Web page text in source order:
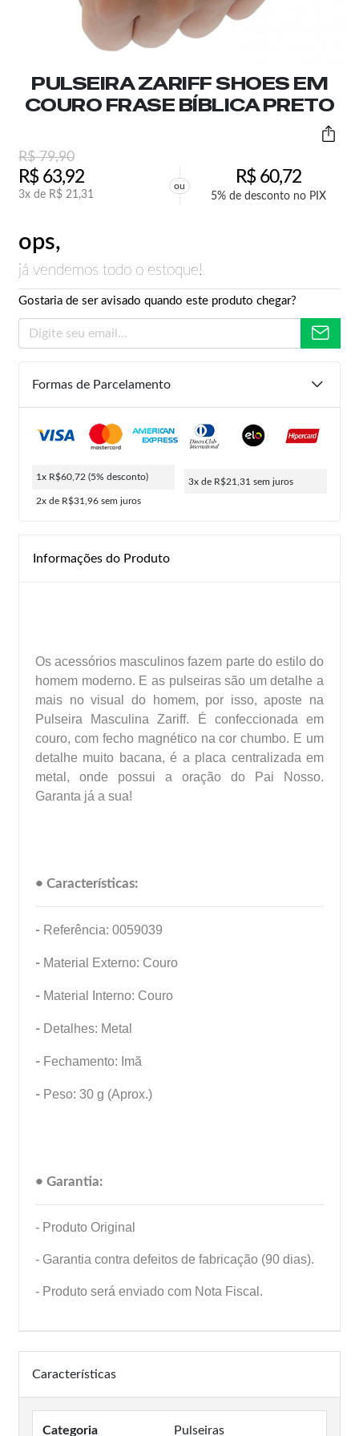
PULSEIRA ZARIFF SHOES EM
COURO FRASE BÍBLICA PRETO
R$79,90
R$63,92
3x de R$ 21,31
ou R$60,72
5% de desconto no PIX
ops,
já vendemos todo o estoque!
Gostaria de ser avisado quando este produto chegar?
Formas de Parcelamento
1x R$60,72 (5% desconto)
2x de R$31,96 sem juros
3x de R$21,31 sem juros
Informações do Produto
Os acessórios masculinos fazem parte do estilo do
homem moderno. E as pulseiras são um detalhe a
mais no visual do homem, por isso, aposte na
Pulseira Masculina Zariff. É confeccionada em
couro, com fecho magnético na cor chumbo. E um
detalhe muito bacana, é a placa centralizada em
metal, onde possui a oração do Pai Nosso.
Garanta já a sua!
• Características:
- Referência: 0059039
- Material Externo: Couro
- Material Interno: Couro
- Detalhes: Metal
- Fechamento: Imã
- Peso: 30 g (Aprox.)
• Garantia:
- Produto Original
- Garantia contra defeitos de fabricação (90 dias).
- Produto será enviado com Nota Fiscal.
Características
Categoria Pulseiras